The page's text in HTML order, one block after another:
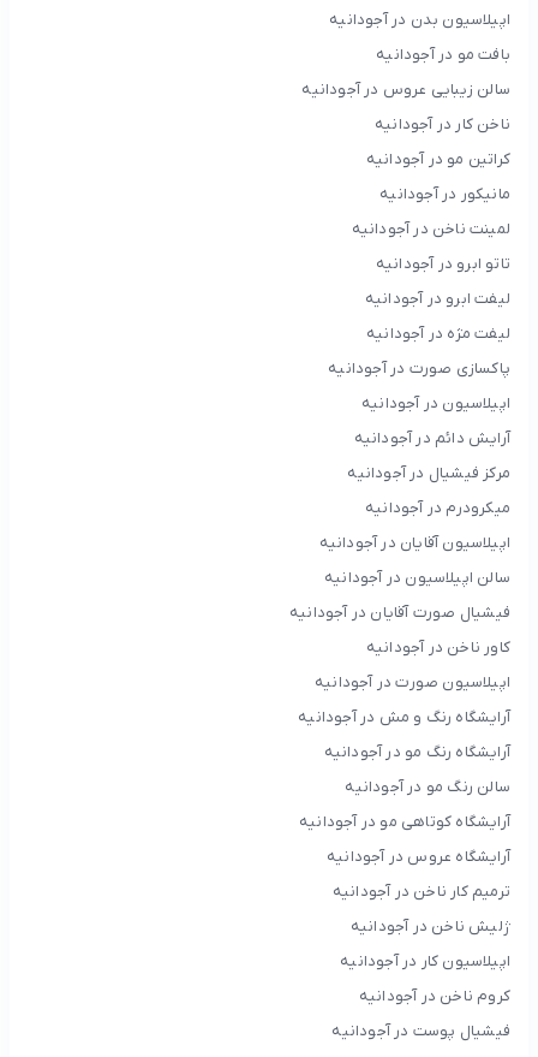
اپیلاسیون بدن در آجودانیه
بافت مو در آجودانیه
سالن زیبایی عروس در آجودانیه
ناخن کار در آجودانیه
کراتین مو در آجودانیه
مانیکور در آجودانیه
لمینت ناخن در آجودانیه
تاتو ابرو در آجودانیه
لیفت ابرو در آجودانیه
لیفت مژه در آجودانیه
پاکسازی صورت در آجودانیه
اپیلاسیون در آجودانیه
آرایش دائم در آجودانیه
مرکز فیشیال در آجودانیه
میکرودرم در آجودانیه
اپیلاسیون آقایان در آجودانیه
سالن اپیلاسیون در آجودانیه
فیشیال صورت آقایان در آجودانیه
کاور ناخن در آجودانیه
اپیلاسیون صورت در آجودانیه
آرایشگاه رنگ و مش در آجودانیه
آرایشگاه رنگ مو در آجودانیه
سالن رنگ مو در آجودانیه
آرایشگاه کوتاهی مو در آجودانیه
آرایشگاه عروس در آجودانیه
ترمیم کار ناخن در آجودانیه
ژلیش ناخن در آجودانیه
اپیلاسیون کار در آجودانیه
کروم ناخن در آجودانیه
فیشیال پوست در آجودانیه